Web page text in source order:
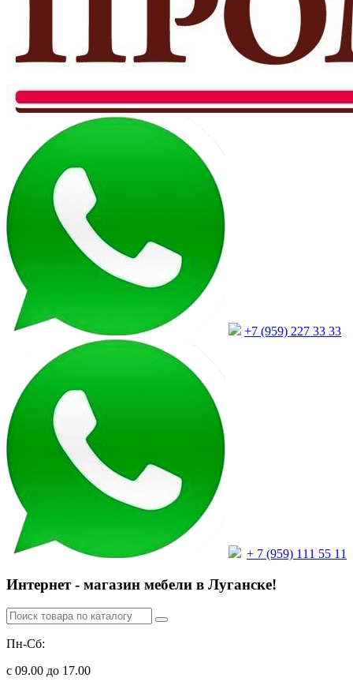
+7 (959) 227 33 33
+ 7 (959) 111 55 11
Интернет - магазин мебели в Луганске!
Пн-Сб:
с 09.00 до 17.00